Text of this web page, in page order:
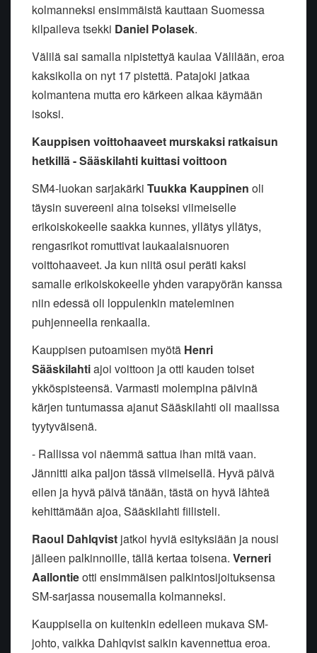
kolmanneksi ensimmäistä kauttaan Suomessa
kilpaileva tsekki Daniel Polasek.
Välilä sai samalla nipistettyä kaulaa Välilään, eroa
kaksikolla on nyt 17 pistettä. Patajoki jatkaa
kolmantena mutta ero kärkeen alkaa käymään
isoksi.
Kauppisen voittohaaveet murskaksi ratkaisun
hetkillä - Sääskilahti kuittasi voittoon
SM4-luokan sarjakärki Tuukka Kauppinen oli
täysin suvereeni aina toiseksi viimeiselle
erikoiskokeelle saakka kunnes, yllätys yllätys,
rengasrikot romuttivat laukaalaisnuoren
voittohaaveet. Ja kun niitä osui peräti kaksi
samalle erikoiskokeelle yhden varapyörän kanssa
niin edessä oli loppulenkin mateleminen
puhjenneella renkaalla.
Kauppisen putoamisen myötä Henri
Sääskilahtiajoi voittoon ja otti kauden toiset
ykköspisteensä. Varmasti molempina päivinä
kärjen tuntumassa ajanut Sääskilahti oli maalissa
tyytyväisenä.
- Rallissa voi näemmä sattua ihan mitä vaan.
Jännitti aika paljon tässä viimeisellä. Hyvä päivä
eilen ja hyvä päivä tänään, tästä on hyvä lähteä
kehittämään ajoa, Sääskilahti fiilisteli.
Raoul Dahlqvist jatkoi hyviä esityksiään ja nousi
jälleen palkinnoille, tällä kertaa toisena. Verneri
Aallontieotti ensimmäisen palkintosijoituksensa
SM-sarjassa nousemalla kolmanneksi.
Kauppisella on kuitenkin edelleen mukava SM-
johto, vaikka Dahlqvist saikin kavennettua eroa.